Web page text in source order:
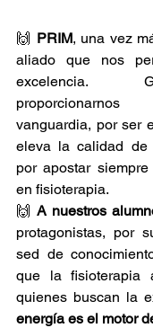
🙌 PRIM, una vez
aliado que nos
excelencia.
vanguardia, por ser
eleva la calidad de
por apostar
en fisioterapia.
🙌 A nuestros
protagonistas, por
sed de
que la fisioterapia
quienes buscan la
energía es el motor